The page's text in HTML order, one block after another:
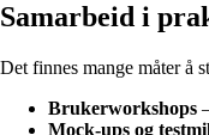
Samarbeid i
Det finnes mange måter å
Brukerworkshops
Mock-ups og